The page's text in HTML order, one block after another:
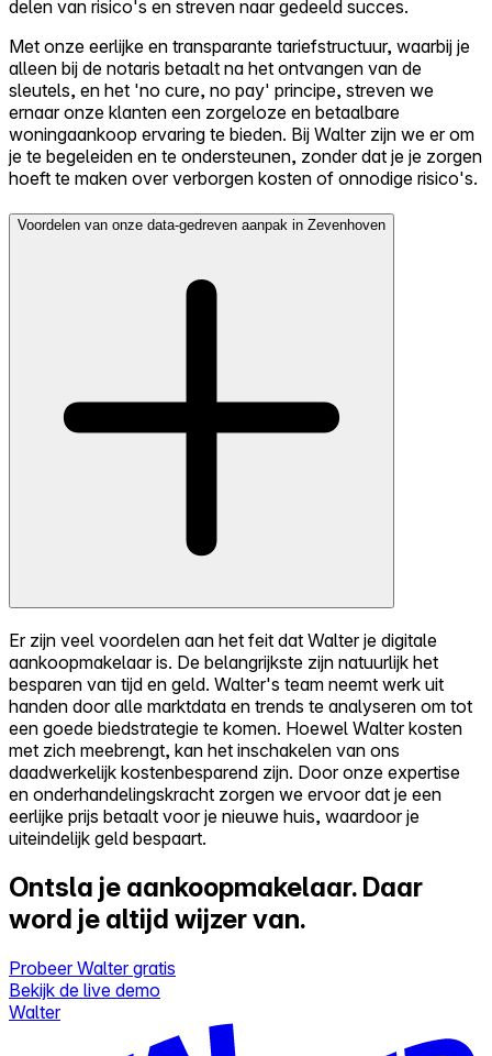
delen van risico's en streven naar gedeeld succes.
Met onze eerlijke en transparante tariefstructuur, waarbij je
alleen bij de notaris betaalt na het ontvangen van de
sleutels, en het 'no cure, no pay' principe, streven we
ernaar onze klanten een zorgeloze en betaalbare
woningaankoop ervaring te bieden. Bij Walter zijn we er om
je te begeleiden en te ondersteunen, zonder dat je je zorgen
hoeft te maken over verborgen kosten of onnodige risico's.
Voordelen van onze data-gedreven aanpak in Zevenhoven
Er zijn veel voordelen aan het feit dat Walter je digitale
aankoopmakelaar is. De belangrijkste zijn natuurlijk het
besparen van tijd en geld. Walter's team neemt werk uit
handen door alle marktdata en trends te analyseren om tot
een goede biedstrategie te komen. Hoewel Walter kosten
met zich meebrengt, kan het inschakelen van ons
daadwerkelijk kostenbesparend zijn. Door onze expertise
en onderhandelingskracht zorgen we ervoor dat je een
eerlijke prijs betaalt voor je nieuwe huis, waardoor je
uiteindelijk geld bespaart.
Ontsla je aankoopmakelaar. Daar
word je altijd wijzer van.
Probeer Walter gratis
Bekijk de live demo
Walter